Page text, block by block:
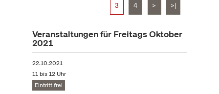
3 4 > >|
Veranstaltungen für Freitags Oktober
2021
22.10.2021
11 bis 12 Uhr
Eintritt frei